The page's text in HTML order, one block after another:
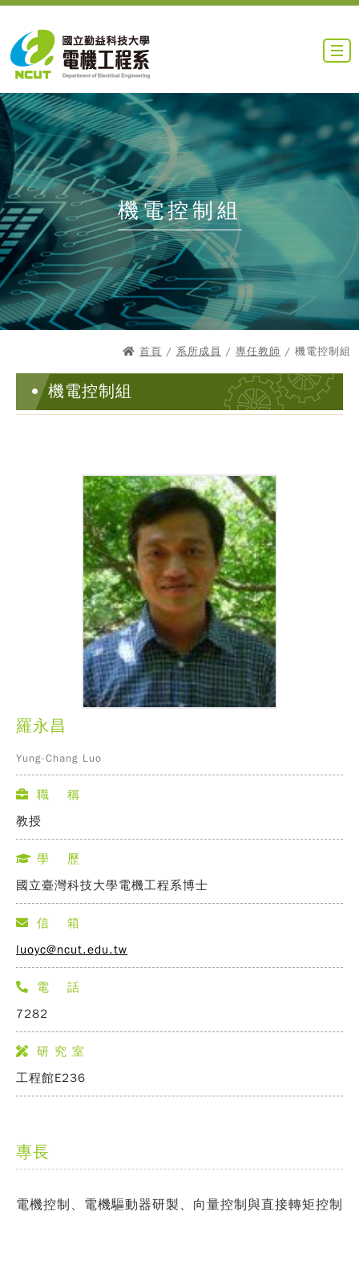
機電控制組
首頁 / 系所成員 / 專任教師 / 機電控制組
機電控制組
羅永昌
Yung-Chang Luo
職 稱
教授
學 歷
國立臺灣科技大學電機工程系博士
信 箱
luoyc@ncut.edu.tw
電 話
7282
研 究 室
工程館E236
專長
電機控制、電機驅動器研製、向量控制與直接轉矩控制